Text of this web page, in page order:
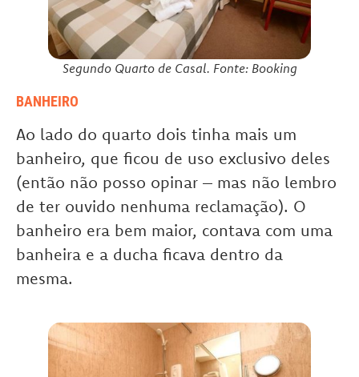
Segundo Quarto de Casal. Fonte: Booking
BANHEIRO
Ao lado do quarto dois tinha mais um
banheiro, que ficou de uso exclusivo deles
(então não posso opinar – mas não lembro
de ter ouvido nenhuma reclamação). O
banheiro era bem maior, contava com uma
banheira e a ducha ficava dentro da
mesma.